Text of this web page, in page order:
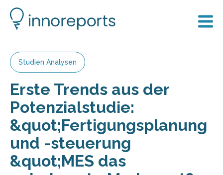
Studien Analysen
Erste Trends aus der
Potenzialstudie:
&quot;Fertigungsplanung
und -steuerung
&quot;MES das